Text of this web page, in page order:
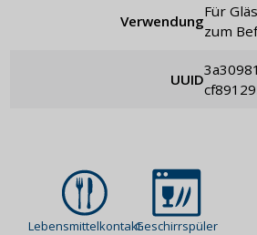
Verwendung
für Gläser , für Cocktails ,
zum
UUID
3a309813-8b63-477b-b2cc-
LebensmittelkontaktGeschirrspüler